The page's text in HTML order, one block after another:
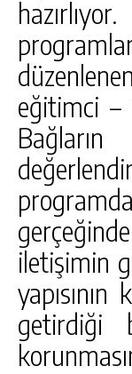
eğitimci –
iletişimin
getirdiği